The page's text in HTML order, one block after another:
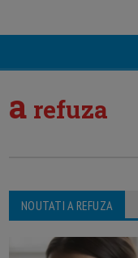
a refuza
NOUTATI A REFUZA